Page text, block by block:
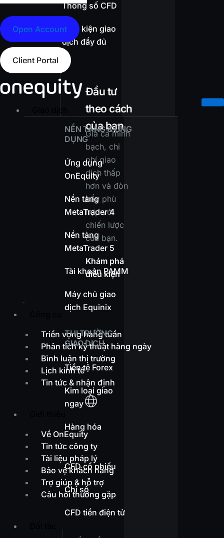
Thông số CFD
Điều kiện giao
dịch đầy đủ
Đầu tư
theo cách
của bạn
Giá cả minh
bạch, chi
phí giao
dịch thấp
hơn và đòn
bẩy phù
hợp với
chiến lược
của bạn.
Khám phá
điều kiện
Triển vọng hàng tuần
Phân tích kỹ thuật hàng ngày
Bình luận thị trường
Lịch kinh tế
Tin tức & nhận định
Về OnEquity
Tin tức công ty
Tài liệu pháp lý
Bảo vệ khách hàng
Trợ giúp & hỗ trợ
Câu hỏi thường gặp
Open Account
Client Portal
Giao dịch
NỀN TẢNG & ỨNG
DỤNG
Ứng dụng
OnEquity
Nền tảng
MetaTrader 4
Nền tảng
MetaTrader 5
Tài khoản PAMM
Máy chủ giao
dịch Equinix
THỊ TRƯỜNG
GIAO DỊCH
Tiền tệ Forex
Kim loại giao
ngay
Hàng hóa
CFD cổ phiếu
Chỉ số
CFD tiền điện tử